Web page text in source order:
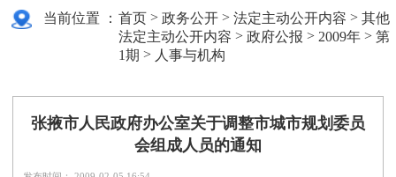
当前位置 ： 首页 >政务公开 >法定主动公开内容 >其他
法定主动公开内容 >政府公报 > 2009年 >第
1期 > 人事与机构
张掖市人民政府办公室关于调整市城市规划委员
会组成人员的通知